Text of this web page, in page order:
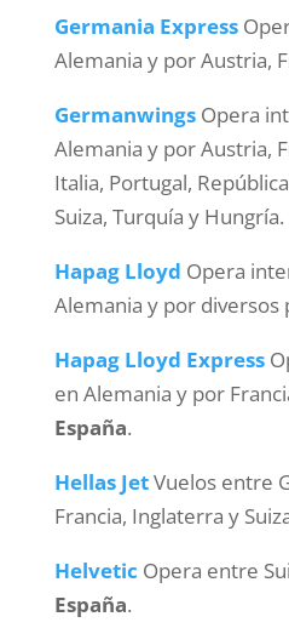
Germania Express
Alemania y por Austria,
GermanwingsOpera
Alemania y por Austria,
Italia, Portugal,
Suiza, Turquía y Hungría.
Hapag Lloyd Opera
Alemania y por diversos
Hapag Lloyd Express
en Alemania y por
España.
Hellas JetVuelos entre
Francia, Inglaterra y
Helvetic Opera entre
España.